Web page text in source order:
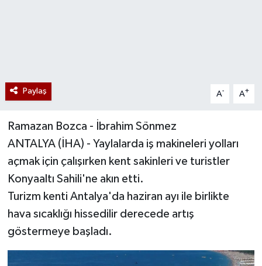
Paylaş A- A+
Ramazan Bozca - İbrahim Sönmez
ANTALYA (İHA) - Yaylalarda iş makineleri yolları
açmak için çalışırken kent sakinleri ve turistler
Konyaaltı Sahili'ne akın etti.
Turizm kenti Antalya'da haziran ayı ile birlikte
hava sıcaklığı hissedilir derecede artış
göstermeye başladı.